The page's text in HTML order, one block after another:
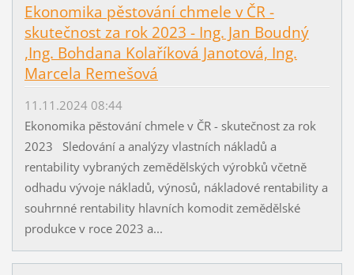
Ekonomika pěstování chmele v ČR -
skutečnost za rok 2023 - Ing. Jan Boudný
,Ing. Bohdana Kolaříková Janotová, Ing.
Marcela Remešová
11.11.2024 08:44
Ekonomika pěstování chmele v ČR - skutečnost za rok
2023 Sledování a analýzy vlastních nákladů a
rentability vybraných zemědělských výrobků včetně
odhadu vývoje nákladů, výnosů, nákladové rentability a
souhrnné rentability hlavních komodit zemědělské
produkce v roce 2023 a...